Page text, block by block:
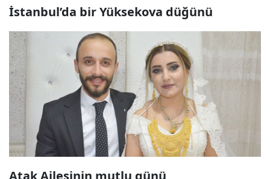
İstanbul’da bir Yüksekova düğünü
Atak Ailesinin mutlu günü